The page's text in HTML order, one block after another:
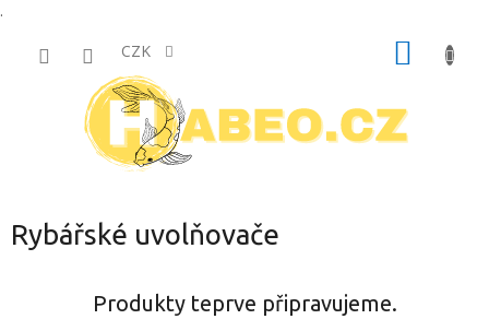
.
CZK
Rybářské uvolňovače
Produkty teprve připravujeme.